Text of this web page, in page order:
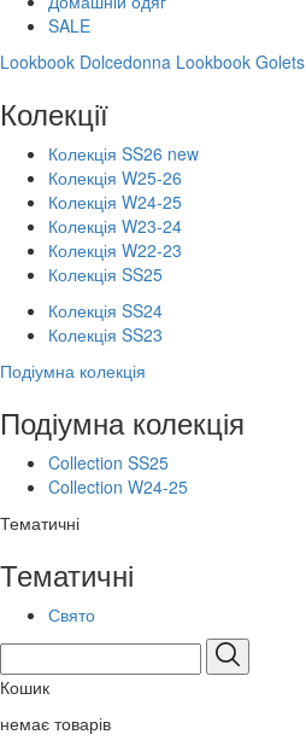
SALE
Lookbook Dolcedonna Lookbook Golets
Колекції
Колекція SS26 new
Колекція W25-26
Колекція W24-25
Колекція W23-24
Колекція W22-23
Колекція SS25
Колекція SS24
Колекція SS23
Подіумна колекція
Подіумна колекція
Collection SS25
Collection W24-25
Тематичні
Тематичні
Свято
Кошик
немає товарів